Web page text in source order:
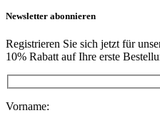
Newsletter abonnieren
Registrieren Sie sich jetzt für
10% Rabatt auf Ihre erste
Vorname: